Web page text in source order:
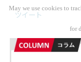
ツイート
May we use cookies to
for